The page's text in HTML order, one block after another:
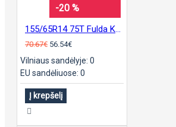
-20 %
70.67€ 56.54€
Vilniaus sandėlyje: 0
EU sandėliuose: 0
Į krepšelį